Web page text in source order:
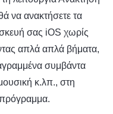
να ανακτήσετε τα
σας iOS χωρίς
απλά απλά βήματα,
συμβάντα
κ.λπ., στη